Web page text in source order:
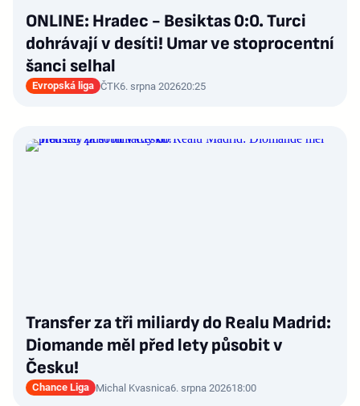
ONLINE: Hradec - Besiktas 0:0. Turci
dohrávají v desíti! Umar ve stoprocentní
šanci selhal
Evropská liga ČTK6. srpna 202620:25
Transfer za tři miliardy do Realu Madrid:
Diomande měl před lety působit v
Česku!
Chance Liga Michal Kvasnica6. srpna 202618:00